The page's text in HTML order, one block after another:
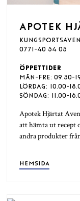
APOTEK
0771-40 54 05
ÖPPETTIDER
MÅN-FRE: 09.30-
LÖRDAG:
10.00-18
SÖNDAG:
11.00-
Apotek Hjärtat
att hämta ut recept
andra produkter
HEMSIDA